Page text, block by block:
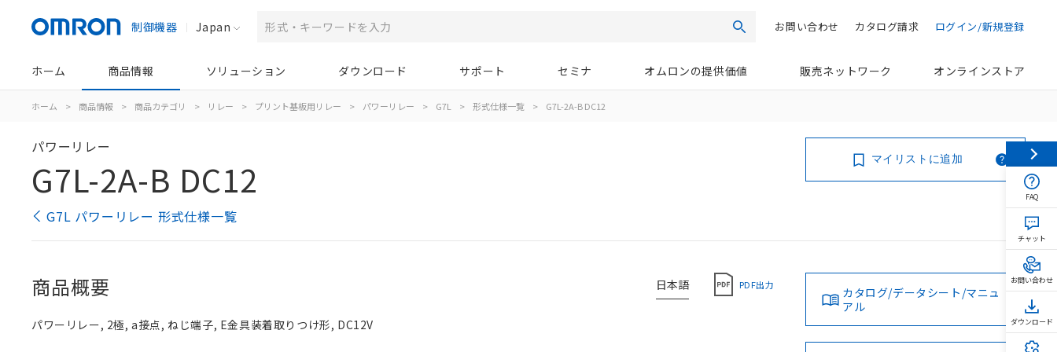
制御機器 Japan 検索 ログイン/新規登録
カタログ請求
お問い合わせ
ホーム 商品情報 ソリューション ダウンロード サポート セミナ オムロンの提供価値 販売ネットワーク オンラインストア
ホーム > 商品情報 > 商品カテゴリ > リレー > プリント基板用リレー > パワーリレー > G7L > 形式仕様一覧 > G7L-2A-B DC12
パワーリレー
G7L-2A-B DC12
G7L パワーリレー 形式仕様一覧
マイリストに追加
日本語 PDF出力
商品概要
パワーリレー, 2極, a接点, ねじ端子, E金具装着取りつけ形, DC12V
カタログ/データシート/マニュ
アル
FAQ
チャット
お問い合わせ
ダウンロード